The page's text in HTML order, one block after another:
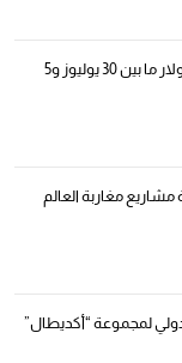
الدرهم يرتفع بـ 0,8 في المائة مقابل الدولار ما بين 30 يوليوز و5
مشاريع مغاربة العالم
لمجموعة “أكديطال”